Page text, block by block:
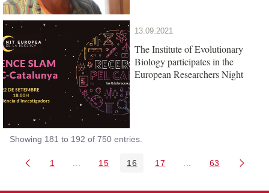
13.09.2021
The Institute of Evolutionary
Biology participates in the
European Researchers Night
Showing 181 to 192 of 750 entries.
Page
1 Intermediate Pages Use TAB to navigate.
Page
15 Page
16 Page
17 Intermediate Pages
Page
63